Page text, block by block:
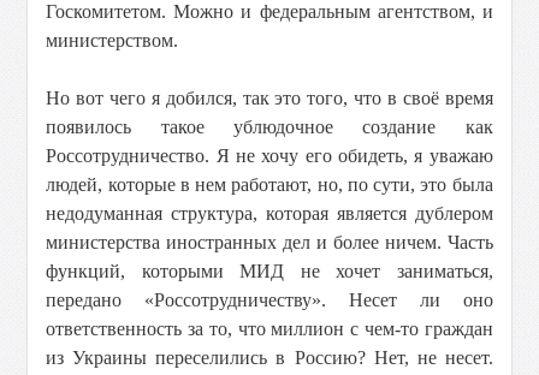
Госкомитетом. Можно и федеральным агентством, и
министерством.
Но вот чего я добился, так это того, что в своё время
появилось такое ублюдочное создание как
Россотрудничество. Я не хочу его обидеть, я уважаю
людей, которые в нем работают, но, по сути, это была
недодуманная структура, которая является дублером
министерства иностранных дел и более ничем. Часть
функций, которыми МИД не хочет заниматься,
передано «Россотрудничеству». Несет ли оно
ответственность за то, что миллион с чем-то граждан
из Украины переселились в Россию? Нет, не несет.